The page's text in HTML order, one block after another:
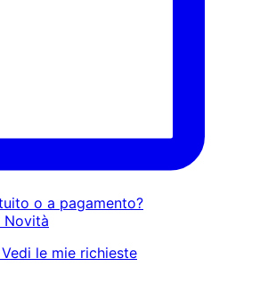
o a pagamento?
Novità
Vedi le mie richieste